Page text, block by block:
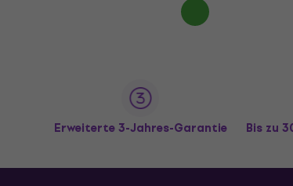
Erweiterte 3-Jahres-Garantie Bis zu